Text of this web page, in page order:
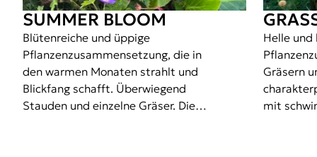
SUMMER BLOOM
Blütenreiche und üppige
Pflanzenzusammensetzung, die in
den warmen Monaten strahlt und
Blickfang schafft. Überwiegend
Stauden und einzelne Gräser. Die
Helle
Gräsern
mit